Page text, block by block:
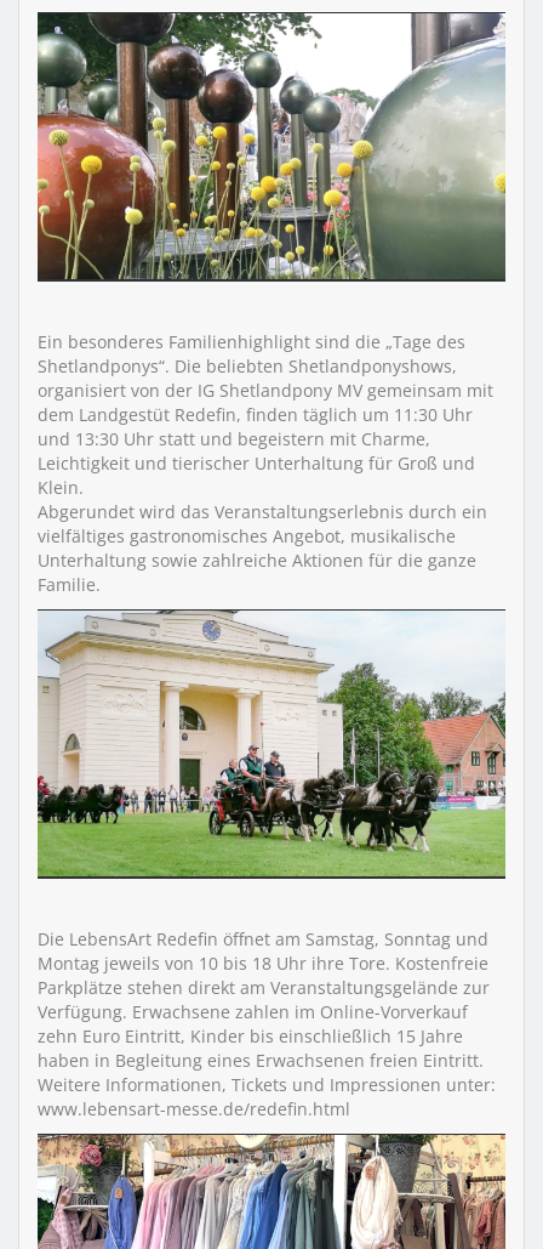
Ein besonderes Familienhighlight sind die „Tage des
Shetlandponys“. Die beliebten Shetlandponyshows,
organisiert von der IG Shetlandpony MV gemeinsam mit
dem Landgestüt Redefin, finden täglich um 11:30 Uhr
und 13:30 Uhr statt und begeistern mit Charme,
Leichtigkeit und tierischer Unterhaltung für Groß und
Klein.
Abgerundet wird das Veranstaltungserlebnis durch ein
vielfältiges gastronomisches Angebot, musikalische
Unterhaltung sowie zahlreiche Aktionen für die ganze
Familie.
Die LebensArt Redefin öffnet am Samstag, Sonntag und
Montag jeweils von 10 bis 18 Uhr ihre Tore. Kostenfreie
Parkplätze stehen direkt am Veranstaltungsgelände zur
Verfügung. Erwachsene zahlen im Online-Vorverkauf
zehn Euro Eintritt, Kinder bis einschließlich 15 Jahre
haben in Begleitung eines Erwachsenen freien Eintritt.
Weitere Informationen, Tickets und Impressionen unter:
www.lebensart-messe.de/redefin.html